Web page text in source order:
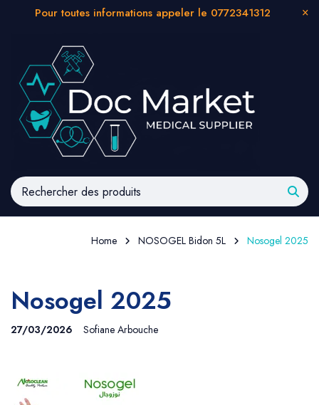
Pour toutes informations appeler le 0772341312
Home NOSOGEL Bidon 5L Nosogel 2025
Nosogel 2025
27/03/2026 Sofiane Arbouche